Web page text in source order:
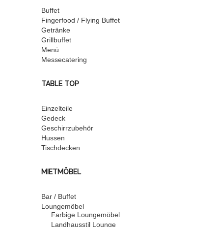
Buffet
Fingerfood / Flying Buffet
Getränke
Grillbuffet
Menü
Messecatering
TABLE TOP
Einzelteile
Gedeck
Geschirrzubehör
Hussen
Tischdecken
MIETMÖBEL
Bar / Buffet
Loungemöbel
Farbige Loungemöbel
Landhausstil Lounge